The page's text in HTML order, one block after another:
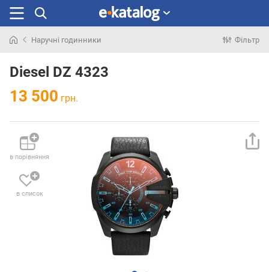
раніше
Наручні годинники Фільтр
Diesel DZ 4323
13 500 грн.
в порівняння
в список